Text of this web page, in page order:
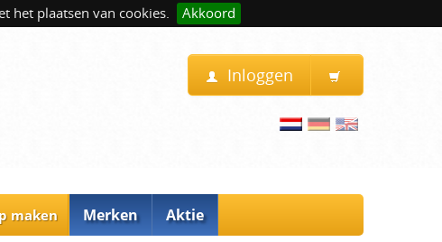
het plaatsen van cookies. Akkoord
Inloggen
maken Merken Aktie